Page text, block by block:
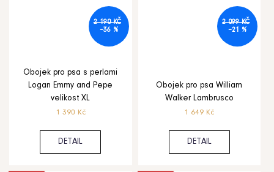
2 190 KČ
–36 %
Obojek pro psa s perlami
Logan Emmy and Pepe
velikost XL
1 390 Kč
DETAIL
2 099 KČ
–21 %
Obojek pro psa William
Walker Lambrusco
1 649 Kč
DETAIL